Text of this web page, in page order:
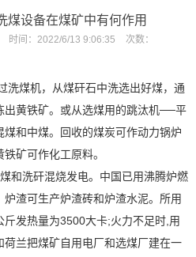
煤设备在煤矿中有何作用
时间： 2022/6/13 9:06:35 次数：
洗煤机，从煤矸石中洗选出好煤，通
出黄铁矿。或从选煤用的跳汰机──平
和中煤。回收的煤炭可作动力锅炉
矿可作化工原料。
和洗矸混烧发电。中国已用沸腾炉燃
渣可生产炉渣砖和炉渣水泥。所用
发热量为3500大卡;火力不足时,用
兰把煤矿自用电厂和选煤厂建在一